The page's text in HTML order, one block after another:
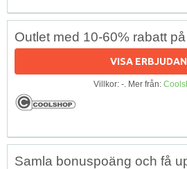
Outlet med 10-60% rabatt
VISA
Villkor: -. Mer från:
Samla bonuspoäng och få